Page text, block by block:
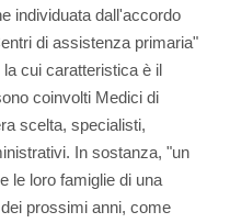
individuata dall'accordo
di assistenza primaria"
cui caratteristica è il
coinvolti Medici di
scelta, specialisti,
In sostanza, "un
le loro famiglie di una
prossimi anni, come